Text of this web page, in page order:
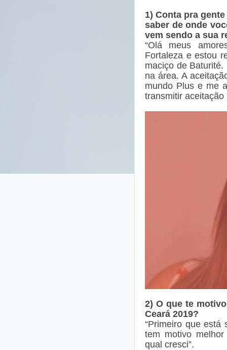
1) Conta pra
saber de onde
vem sendo a sua
“Olá meus
Fortaleza e estou
maciço de
na área. A
mundo Plus e me
transmitir aceitação
2) O que te
Ceará 2019?
“Primeiro que
tem motivo
qual cresci”.